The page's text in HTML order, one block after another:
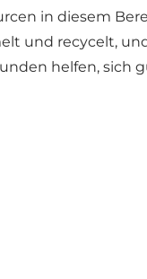
in diesem
und recycelt,
helfen, sich